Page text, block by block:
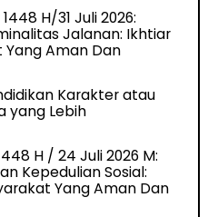
H/31 Juli 2026:
Jalanan: Ikhtiar
Aman Dan
Karakter atau
yang Lebih
H / 24 Juli 2026 M:
Kepedulian Sosial:
Yang Aman Dan